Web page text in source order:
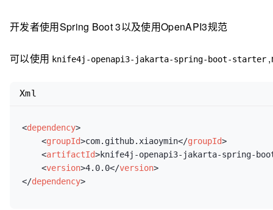
开发者使用Spring Boot 3以及使用OpenAPI3规范
可以使用 knife4j-openapi3-jakarta-spring-boot-starter
<dependency>
<groupId>com.github.xiaoymin</groupId>
<artifactId>knife4j-openapi3-jakarta-spring-
<version>4.0.0</version>
</dependency>
Xml